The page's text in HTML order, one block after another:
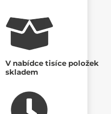
V nabídce tisíce položek
skladem